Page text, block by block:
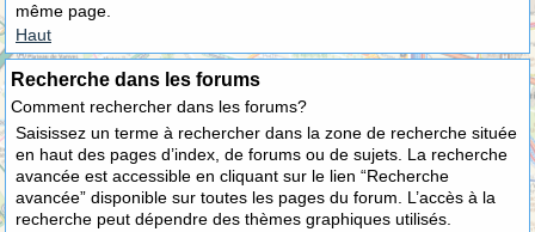
même page.
Haut
Recherche dans les forums
Comment rechercher dans les forums?
Saisissez un terme à rechercher dans la zone de recherche située
en haut des pages d’index, de forums ou de sujets. La recherche
avancée est accessible en cliquant sur le lien “Recherche
avancée” disponible sur toutes les pages du forum. L’accès à la
recherche peut dépendre des thèmes graphiques utilisés.